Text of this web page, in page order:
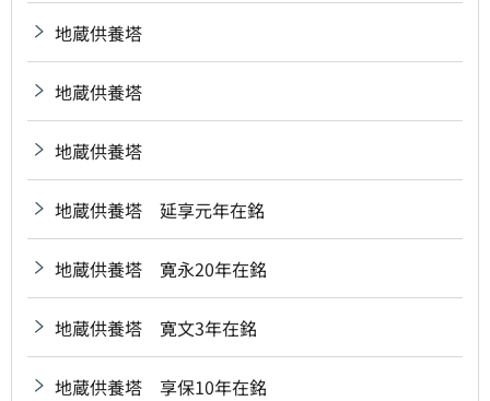
地蔵供養塔
地蔵供養塔
地蔵供養塔
地蔵供養塔 延享元年在銘
地蔵供養塔 寛永20年在銘
地蔵供養塔 寛文3年在銘
地蔵供養塔 享保10年在銘